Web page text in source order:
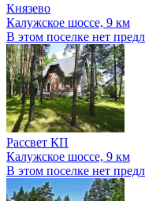
Князево
Калужское шоссе, 9 км
В этом поселке нет
Рассвет КП
Калужское шоссе, 9 км
В этом поселке нет